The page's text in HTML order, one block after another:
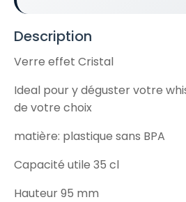
Description
Verre effet Cristal
Ideal pour y déguster votre
de votre choix
matière: plastique sans BPA
Capacité utile 35 cl
Hauteur 95 mm